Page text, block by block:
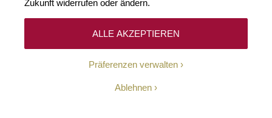
Zukunft widerrufen oder ändern.
Präferenzen verwalten
Ablehnen
ALLE AKZEPTIEREN
10-Euro-Willkommens-